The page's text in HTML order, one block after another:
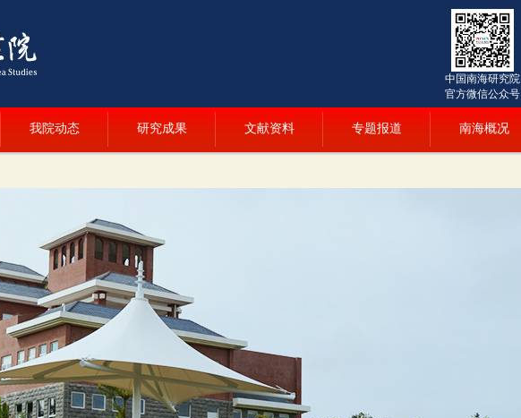
中国南海研究院
官方微信公众号
我院动态 研究成果 文献资料 专题报道 南海概况